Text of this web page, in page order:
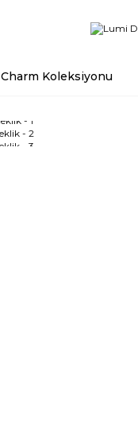
Charm Koleksiyonu